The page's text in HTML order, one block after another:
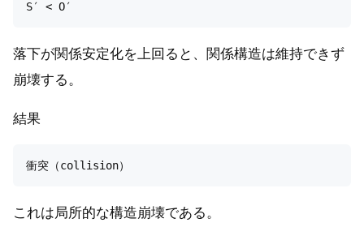
落下が関係安定化を上回ると、関係構造は維持できず
崩壊する。
結果
これは局所的な構造崩壊である。